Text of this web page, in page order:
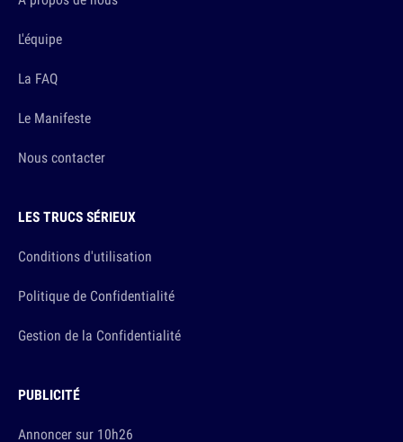
L'équipe
La FAQ
Le Manifeste
Nous contacter
LES TRUCS SÉRIEUX
Conditions d'utilisation
Politique de Confidentialité
Gestion de la Confidentialité
PUBLICITÉ
Annoncer sur 10h26